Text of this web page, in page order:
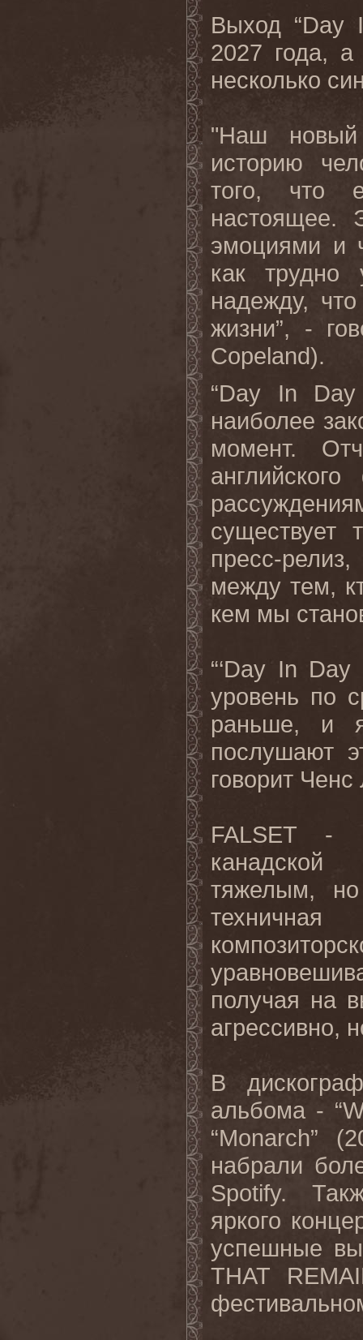
Выход “Day
2027 года,
несколько
"Наш новый
историю
того, что
настоящее.
эмоциями и
как трудно
надежду,
жизни”, -
Copeland).
“Day In
наиболее
момент.
существует
пресс-
между тем,
кем мы
“‘Day In
уровень по
раньше, и
послушают
говорит
FALSET -
канадской
тяжелым,
получая на
агрессивно,
В
альбома -
“Monarch”
набрали
Spotify.
яркого
успешные
THAT